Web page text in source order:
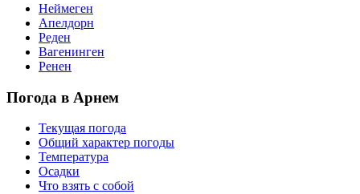
Неймеген
Апелдорн
Реден
Вагенинген
Ренен
Погода в Арнем
Текущая погода
Общий характер погоды
Температура
Осадки
Что взять с собой